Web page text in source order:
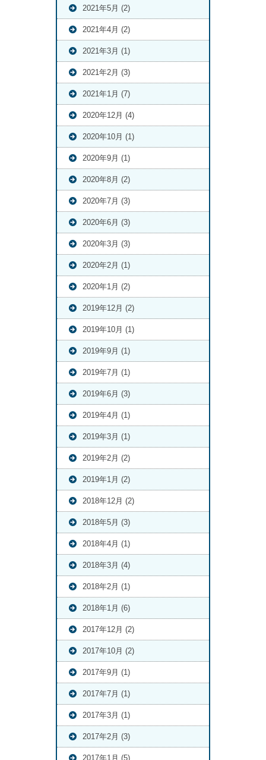
2021年5月 (2)
2021年4月 (2)
2021年3月 (1)
2021年2月 (3)
2021年1月 (7)
2020年12月 (4)
2020年10月 (1)
2020年9月 (1)
2020年8月 (2)
2020年7月 (3)
2020年6月 (3)
2020年3月 (3)
2020年2月 (1)
2020年1月 (2)
2019年12月 (2)
2019年10月 (1)
2019年9月 (1)
2019年7月 (1)
2019年6月 (3)
2019年4月 (1)
2019年3月 (1)
2019年2月 (2)
2019年1月 (2)
2018年12月 (2)
2018年5月 (3)
2018年4月 (1)
2018年3月 (4)
2018年2月 (1)
2018年1月 (6)
2017年12月 (2)
2017年10月 (2)
2017年9月 (1)
2017年7月 (1)
2017年3月 (1)
2017年2月 (3)
2017年1月 (5)